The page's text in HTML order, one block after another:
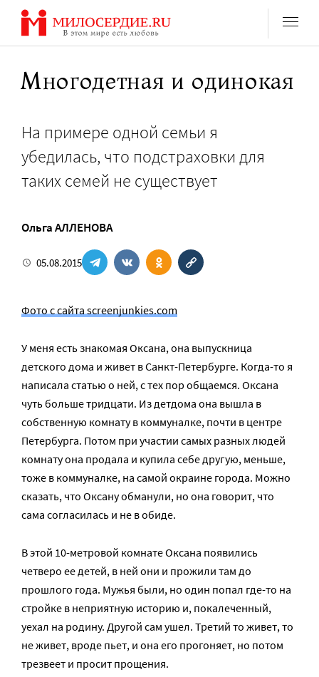
Перейти
содержанию
Многодетная и одинокая
На примере одной семьи я
убедилась, что подстраховки для
таких семей не существует
Ольга АЛЛЕНОВА
05.08.2015
Фото с сайта screenjunkies.com
У меня есть знакомая Оксана, она выпускница
детского дома и живет в Санкт-Петербурге. Когда-то я
написала статью о ней, с тех пор общаемся. Оксана
чуть больше тридцати. Из детдома она вышла в
собственную комнату в коммуналке, почти в центре
Петербурга. Потом при участии самых разных людей
комнату она продала и купила себе другую, меньше,
тоже в коммуналке, на самой окраине города. Можно
сказать, что Оксану обманули, но она говорит, что
сама согласилась и не в обиде.
В этой 10-метровой комнате Оксана появились
четверо ее детей, в ней они и прожили там до
прошлого года. Мужья были, но один попал где-то на
стройке в неприятную историю и, покалеченный,
уехал на родину. Другой сам ушел. Третий то живет, то
не живет, вроде пьет, и она его прогоняет, но потом
трезвеет и просит прощения.